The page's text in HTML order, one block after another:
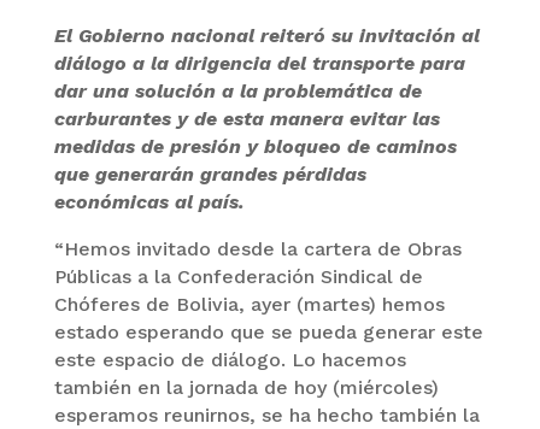
El Gobierno nacional reiteró su invitación al
diálogo a la dirigencia del transporte para
dar una solución a la problemática de
carburantes y de esta manera evitar las
medidas de presión y bloqueo de caminos
que generarán grandes pérdidas
económicas al país.
“Hemos invitado desde la cartera de Obras
Públicas a la Confederación Sindical de
Chóferes de Bolivia, ayer (martes) hemos
estado esperando que se pueda generar este
este espacio de diálogo. Lo hacemos
también en la jornada de hoy (miércoles)
esperamos reunirnos, se ha hecho también la